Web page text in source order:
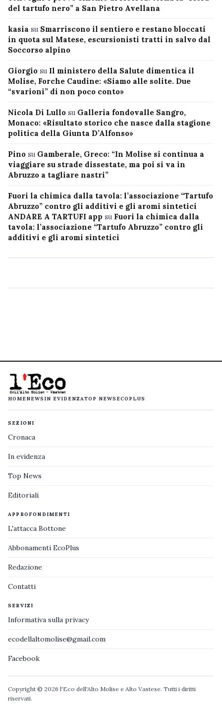
del tartufo nero” a San Pietro Avellana
kasia su Smarriscono il sentiero e restano bloccati
in quota sul Matese, escursionisti tratti in salvo dal
Soccorso alpino
Giorgio su Il ministero della Salute dimentica il
Molise, Forche Caudine: «Siamo alle solite. Due
“svarioni” di non poco conto»
Nicola Di Lullo su Galleria fondovalle Sangro,
Monaco: «Risultato storico che nasce dalla stagione
politica della Giunta D’Alfonso»
Pino su Gamberale, Greco: “In Molise si continua a
viaggiare su strade dissestate, ma poi si va in
Abruzzo a tagliare nastri”
Fuori la chimica dalla tavola: l’associazione “Tartufo
Abruzzo” contro gli additivi e gli aromi sintetici
ANDARE A TARTUFI app su Fuori la chimica dalla
tavola: l’associazione “Tartufo Abruzzo” contro gli
additivi e gli aromi sintetici
HOMENEWS IN EVIDENZATOP NEWS ECOPLUS
SEZIONI
Cronaca
In evidenza
Top News
Editoriali
APPROFONDIMENTI
L'attacca Bottone
Abbonamenti EcoPlus
Redazione
Contatti
SERVIZI
Informativa sulla privacy
ecodellaltomolise@gmail.com
Facebook
Copyright © 2026 l'Eco dell'Alto Molise e Alto Vastese. Tutti i diritti
riservati.